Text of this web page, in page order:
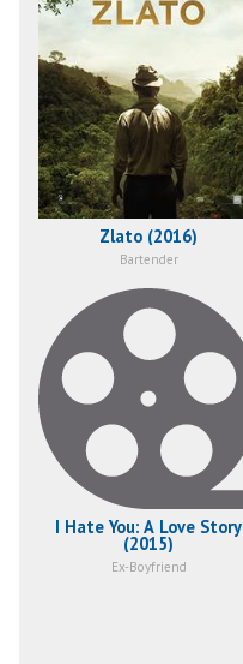
Zlato (2016)
Bartender
I Hate You: A Love Story
(2015)
Ex-Boyfriend